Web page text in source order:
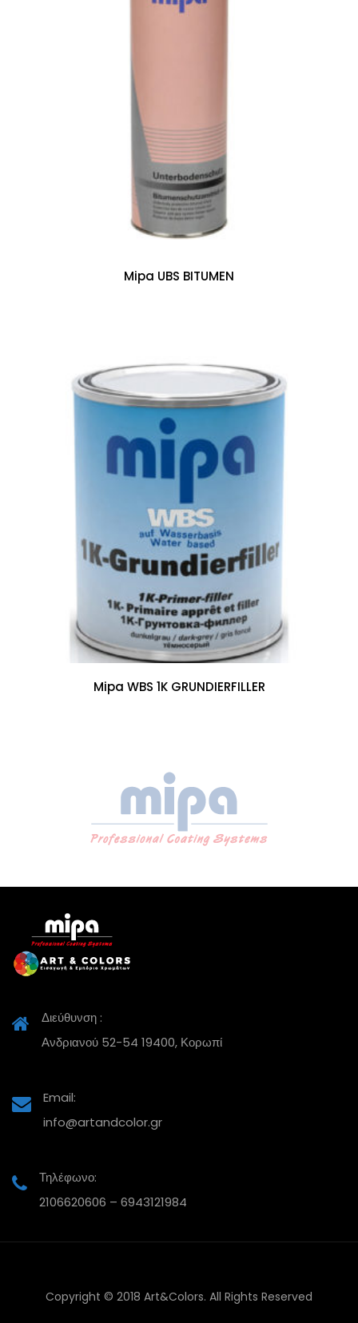
Mipa UBS BITUMEN
Mipa WBS 1K GRUNDIERFILLER
Διεύθυνση :
Ανδριανού 52-54 19400, Κορωπί
Email:
info@artandcolor.gr
Τηλέφωνο:
2106620606 – 6943121984
Copyright © 2018 Art&Colors. All Rights Reserved